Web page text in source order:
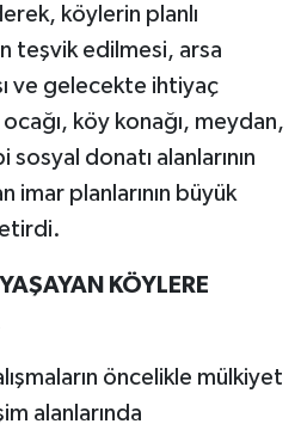
köylerin planlı
teşvik edilmesi, arsa
ve gelecekte ihtiyaç
köy konağı, meydan,
donatı alanlarının
imar planlarının büyük
KÖYLERE
öncelikle mülkiyet
alanlarında